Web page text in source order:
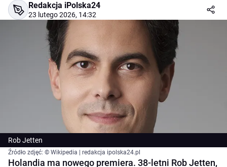
Redakcja iPolska24
23 lutego 2026, 14:32
Rob Jetten
Źródło zdjęć: © Wikipedia | redakcja ipolska24.pl
Holandia ma nowego premiera. 38-letni Rob Jetten,